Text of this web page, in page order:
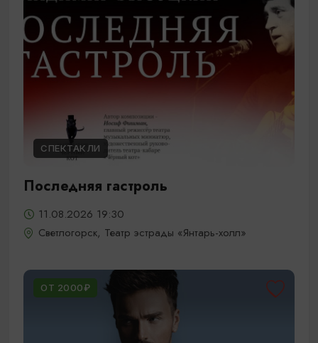
СПЕКТАКЛИ
Последняя гастроль
11.08.2026 19:30
Светлогорск, Театр эстрады «Янтарь-холл»
ОТ 2000₽